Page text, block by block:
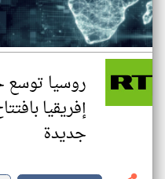
روسيا توسع
جديدة